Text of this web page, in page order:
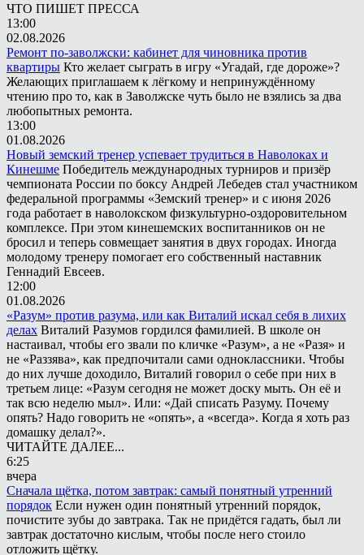
ЧТО ПИШЕТ ПРЕССА
13:00
02.08.2026
Ремонт по-заволжски: кабинет для чиновника против
квартиры Кто желает сыграть в игру «Угадай, где дороже»?
Желающих приглашаем к лёгкому и непринуждённому
чтению про то, как в Заволжске чуть было не взялись за два
любопытных ремонта.
13:00
01.08.2026
Новый земский тренер успевает трудиться в Наволоках и
Кинешме Победитель международных турниров и призёр
чемпионата России по боксу Андрей Лебедев стал участником
федеральной программы «Земский тренер» и с июня 2026
года работает в наволокском физкультурно-оздоровительном
комплексе. При этом кинешемских воспитанников он не
бросил и теперь совмещает занятия в двух городах. Иногда
молодому тренеру помогает его собственный наставник
Геннадий Евсеев.
12:00
01.08.2026
«Разум» против разума, или как Виталий искал себя в лихих
делах Виталий Разумов гордился фамилией. В школе он
настаивал, чтобы его звали по кличке «Разум», а не «Разя» и
не «Раззява», как предпочитали сами одноклассники. Чтобы
до них лучше доходило, Виталий говорил о себе при них в
третьем лице: «Разум сегодня не может доску мыть. Он её и
так всю неделю мыл». Или: «Дай списать Разуму. Почему
опять? Надо говорить не «опять», а «всегда». Когда я хоть раз
домашку делал?».
ЧИТАЙТЕ ДАЛЕЕ...
6:25
вчера
Сначала щётка, потом завтрак: самый понятный утренний
порядок Если нужен один понятный утренний порядок,
почистите зубы до завтрака. Так не придётся гадать, был ли
завтрак достаточно кислым, чтобы после него стоило
отложить щётку.